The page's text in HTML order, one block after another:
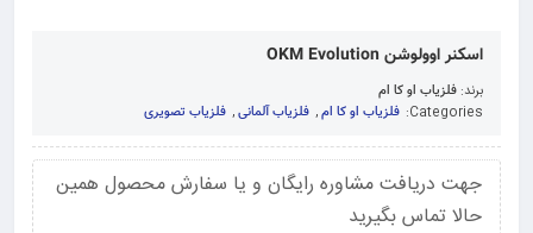
اسکنر اوولوشن OKM Evolution
برند: فلزیاب او کا ام
Categories: فلزیاب او کا ام, فلزیاب آلمانی, فلزیاب تصویری
جهت دریافت مشاوره رایگان و یا سفارش محصول همین
حالا تماس بگیرید